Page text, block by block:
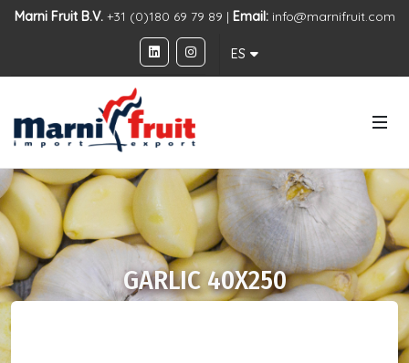
Marni Fruit B.V.+31 (0)180 69 79 89 | Email: info@marnifruit.com
ES
GARLIC 40X250